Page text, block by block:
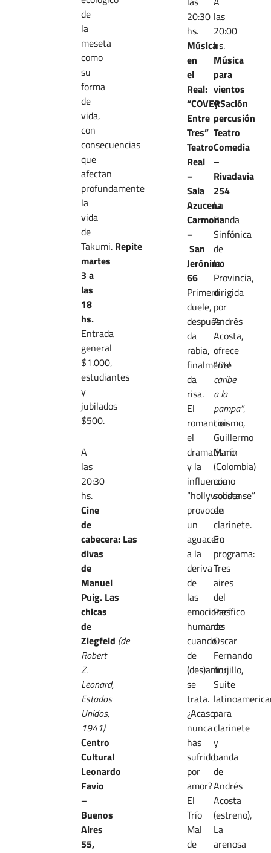
de
la
meseta
como
su
forma
de
vida,
con
consecuencias
que
afectan
profundamente
la
vida
de
Takumi. Repite
martes
3 a
las
18
hs.
Entrada
general
$1.000,
estudiantes
y
jubilados
$500.
A
las
20:30
hs.
Cine
de
cabecera: Las
divas
de
Manuel
Puig. Las
chicas
de
Ziegfeld (de
Robert
Z.
Leonard,
Estados
Unidos,
1941)
Centro
Cultural
Leonardo
Favio
–
Buenos
Aires
55,
20:30
hs.
Música
en
el
Real:
“COVERSación
Entre
Tres”
Teatro
Real
–
Sala
Azucena
Carmona
–
San
Jerónimo
66
Primero
duele,
después
da
rabia,
finalmente
da
risa.
El
romanticismo,
el
dramatismo
y la
influencia
“hollywoodense”
provocan
un
aguacero
a la
deriva
de
las
emociones
humanas
cuando
de
(des)amor
se
trata.
¿Acaso
nunca
has
sufrido
por
amor?
El
Trío
Mal
de
las
20:00
hs.
Música
para
vientos
y
percusión
Teatro
Comedia
–
Rivadavia
254
La
Banda
Sinfónica
de
la
Provincia,
dirigida
por
Andrés
Acosta,
ofrece
“Del
caribe
a la
pampa”,
con
Guillermo
Marín
(Colombia)
como
solista
de
clarinete.
En
programa:
Tres
aires
del
Pacífico
de
Oscar
Fernando
Trujillo,
Suite
para
clarinete
y
banda
de
Andrés
Acosta
(estreno),
La
arenosa